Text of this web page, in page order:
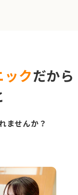
クだから
ませんか？